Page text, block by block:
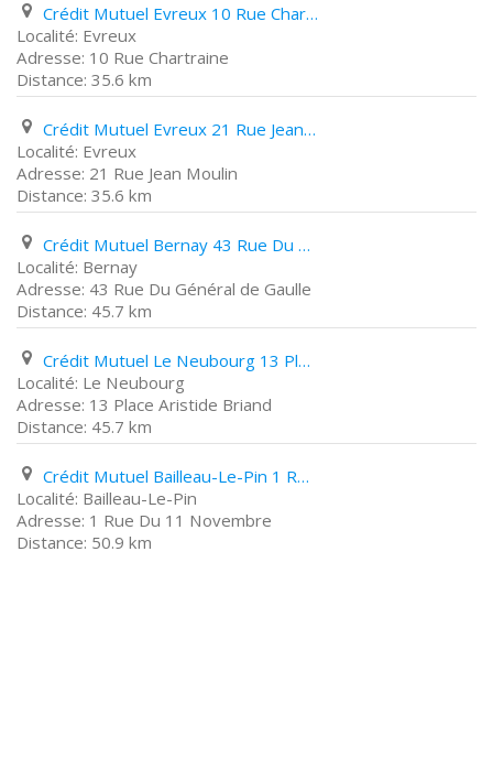
Crédit Mutuel Evreux 10 Rue Chartraine
Evreux
10 Rue Chartraine
35.6 km
Crédit Mutuel Evreux 21 Rue Jean Moulin
Evreux
21 Rue Jean Moulin
35.6 km
Crédit Mutuel Bernay 43 Rue Du Général de Gaulle
Bernay
43 Rue Du Général de Gaulle
45.7 km
Crédit Mutuel Le Neubourg 13 Place Aristide Briand
Le Neubourg
13 Place Aristide Briand
45.7 km
Crédit Mutuel Bailleau-Le-Pin 1 Rue Du 11 Novembre
Bailleau-Le-Pin
1 Rue Du 11 Novembre
50.9 km